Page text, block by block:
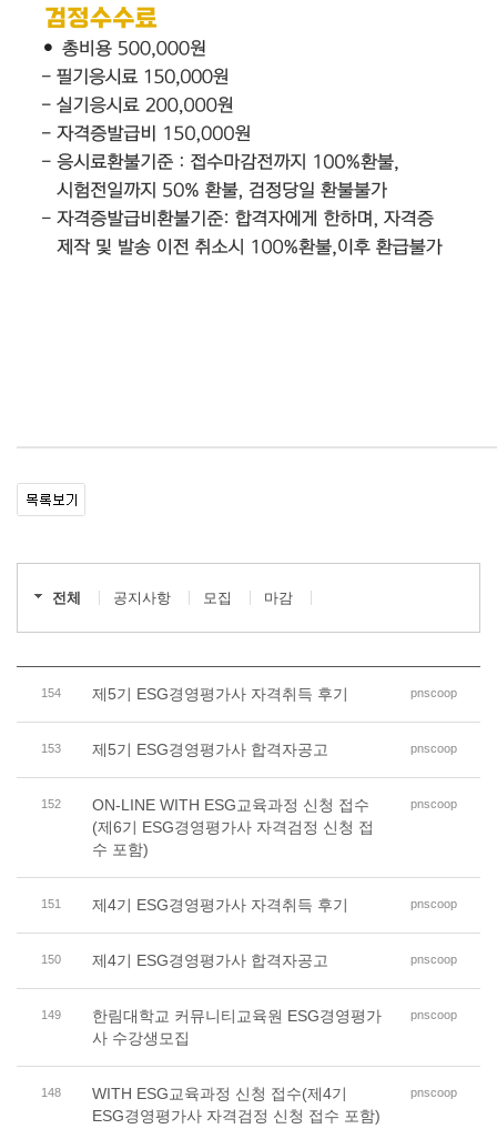
전체 공지사항 모집 마감
154 제5기 ESG경영평가사 자격취득 후기 pnscoop
153 제5기 ESG경영평가사 합격자공고 pnscoop
152
ON-LINE WITH ESG교육과정 신청 접수
(제6기 ESG경영평가사 자격검정 신청 접
수 포함)
pnscoop
151 제4기 ESG경영평가사 자격취득 후기 pnscoop
150 제4기 ESG경영평가사 합격자공고 pnscoop
149
한림대학교 커뮤니티교육원 ESG경영평가
사 수강생모집
pnscoop
148
WITH ESG교육과정 신청 접수(제4기
ESG경영평가사 자격검정 신청 접수 포함)
pnscoop